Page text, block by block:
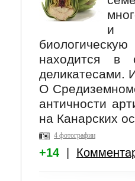
и
находится в
деликатесами.
О
античности
на Канарских
4 фотографии
+14